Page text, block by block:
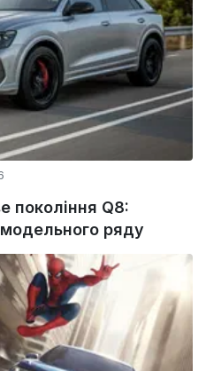
покоління Q8:
ряду